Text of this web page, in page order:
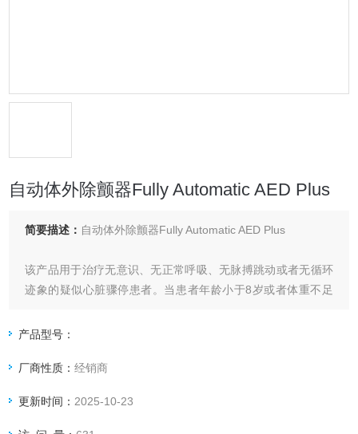
自动体外除颤器Fully Automatic AED Plus
简要描述： 自动体外除颤器Fully Automatic AED Plus
该产品用于治疗无意识、无正常呼吸、无脉搏跳动或者无循环
迹象的疑似心脏骤停患者。当患者年龄小于8岁或者体重不足
者的确切年龄或体重而延误治疗。心肺复苏反馈功能提供胸外
AHA/ERC推荐的频率和深度进行胸外按压。该功能适用于年龄
产品型号：
厂商性质：经销商
更新时间： 2025-10-23